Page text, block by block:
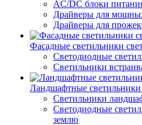
AC/DC блоки
Драйверы для
Драйверы для
Фасадные светильники
Светодиодные
Светильники
Ландшафтные
Светильники
Светодиодные
землю